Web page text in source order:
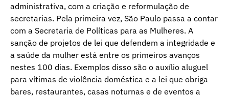
administrativa, com a criação e reformulação de
secretarias. Pela primeira vez, São Paulo passa a contar
com a Secretaria de Políticas para as Mulheres. A
sanção de projetos de lei que defendem a integridade e
a saúde da mulher está entre os primeiros avanços
nestes 100 dias. Exemplos disso são o auxílio aluguel
para vítimas de violência doméstica e a lei que obriga
bares, restaurantes, casas noturnas e de eventos a